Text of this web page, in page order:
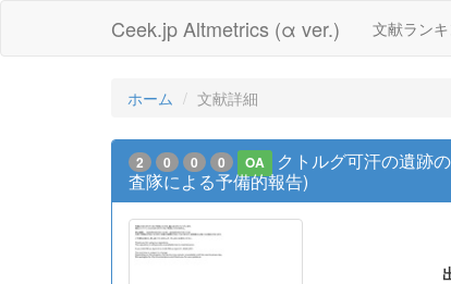
Ceek.jp Altmetrics (α ver.) 文献ラン
ホーム 文献詳細
2 0 0 0 OA
クトルグ可汗の遺跡
査隊による予備的報告)